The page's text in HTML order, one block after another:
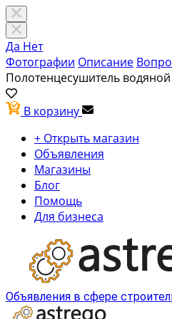
Да Нет
Фотографии Описание
Полотенцесушитель
В корзину
+ Открыть магазин
Объявления
Магазины
Блог
Помощь
Для бизнеса
Объявления в сфере